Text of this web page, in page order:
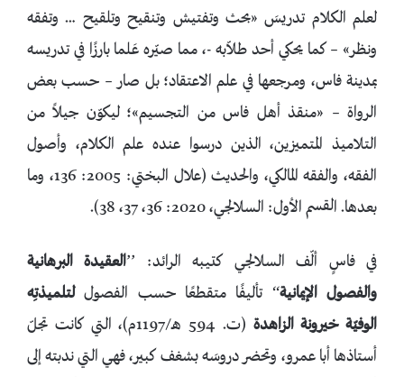
لعلم الكلام تدريسَ «بحث وتفتيش وتنقيح وتلقيح … وتفقه
ونظر» – كما يحكي أحد طلاّبه -، مما صيّره عَـلما بارزًا في تدريسه
بمدينة فاس، ومرجعها في علم الاعتقاد؛ بل صار – حسب بعض
الرواة – «منقذ أهل فاس من التجسيم»؛ ليكوّن جيلاً من
التلاميذ المتميزين، الذين درسوا عنده علم الكلام، وأصول
الفقه، والفقه المالكي، والحديث (علال البختي: 2005: 136، وما
بعدها. القسم الأول: السلالجي، 2020: 36، 37، 38).
في فاسٍ ألّف السلالجي كتيبه الرائد: ’’العقيدة البرهانية
والفصول الإيمانية‘‘ تأليفًا متقطعًا حسب الفصوللتلميذتِه
الوفيّة خيرونة الزاهدة
(ت. 594 هـ/1197م)، التي كانت تجلّ
أستاذها أبا عمرو، وتحضر دروسَه بشغف كبير، فهي التي ندبته إلى